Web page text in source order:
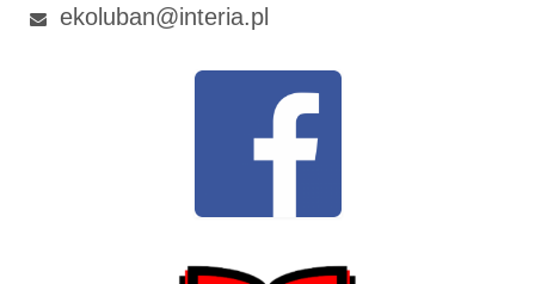
ekoluban@interia.pl